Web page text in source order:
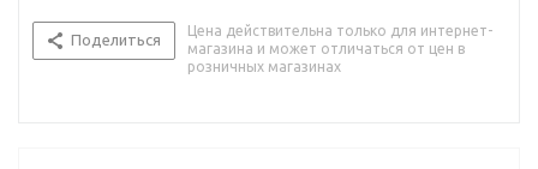
Поделиться
Цена действительна только для интернет-
магазина и может отличаться от цен в
розничных магазинах